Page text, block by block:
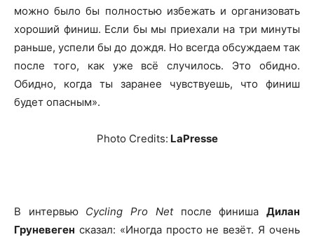
можно было бы полностью избежать и организовать
хороший финиш. Если бы мы приехали на три минуты
раньше, успели бы до дождя. Но всегда обсуждаем так
после того, как уже всё случилось. Это обидно.
Обидно, когда ты заранее чувствуешь, что финиш
будет опасным».
Photo Credits: LaPresse
В интервью Cycling Pro Netпосле финишаДилан
Груневеген сказал: «Иногда просто не везёт. Я очень